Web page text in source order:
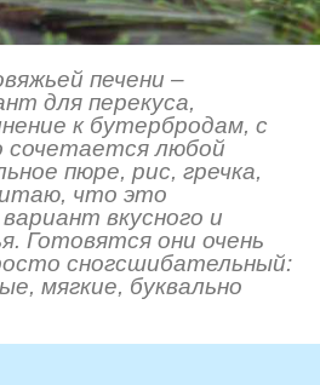
печени –
для перекуса,
к бутербродам, с
сочетается любой
пюре, рис, гречка,
что это
вкусного и
Готовятся они очень
сногсшибательный:
мягкие, буквально